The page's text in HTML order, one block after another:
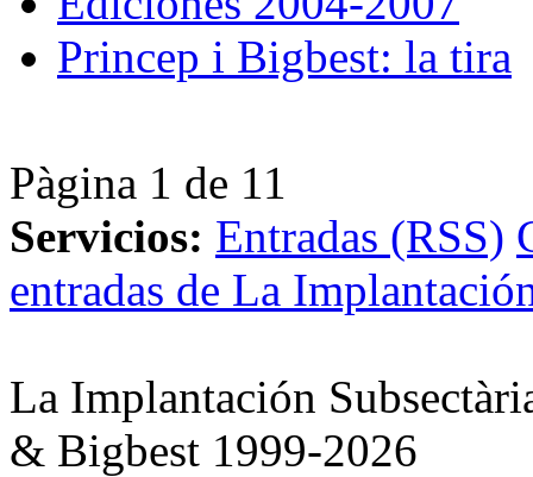
Princep i Bigbest: la tira
Pàgina 1 de 11
Servicios: Entradas (RSS)
entradas de La
La Implantación
& Bigbest 1999-2026